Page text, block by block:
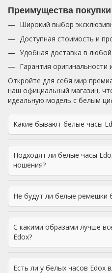
Преимущества
Широкий выбор
Доступная стоимость и
Удобная доставка в
Гарантия оригинальности
Откройте для себя мир
наш официальный магазин,
идеальную модель с белым
Какие бывают белые часы
Подходят ли белые часы
ношения?
Не будут ли белые ремешки
С какими образами лучше
Edox?
Есть ли у белых часов Edox